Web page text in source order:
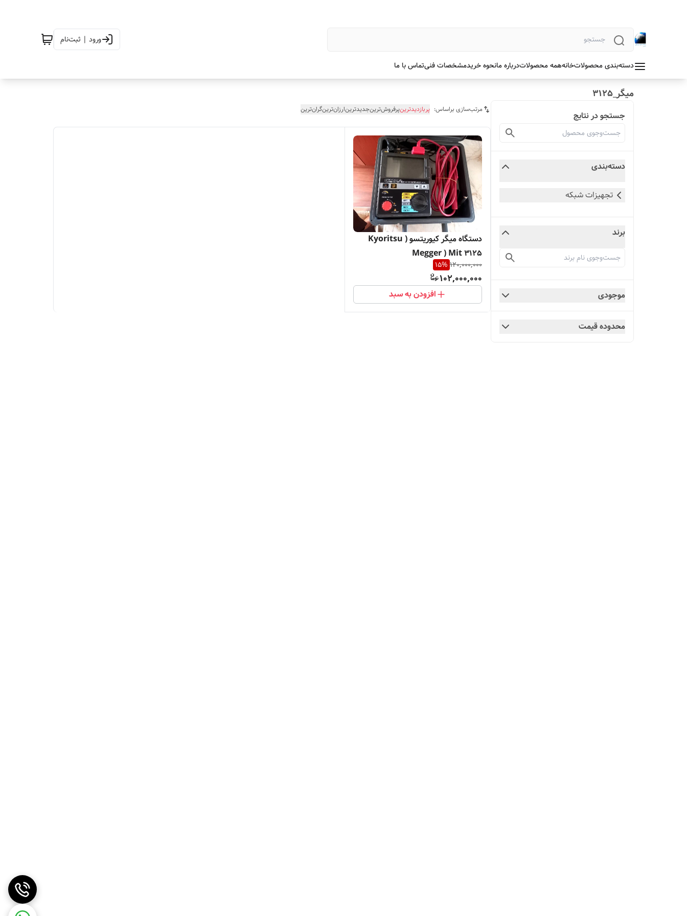
ورود | ثبت‌نام
دسته‌بندی محصولاتخانههمه محصولاتدرباره مانحوه خریدمشخصات فنیتماس با ما
میگر_3125
جستجو در نتایج
دسته‌بندی
تجهیزات شبکه
برند
موجودی
محدوده قیمت
مرتب‌سازی براساس: پربازدیدترینپرفروش‌ترینجدیدترینارزان‌ترینگران‌ترین
دستگاه میگر کیوریتسو ( Kyoritsu
Megger ) Mit 3125
120,000,000
15%
102,000,000
افزودن به سبد